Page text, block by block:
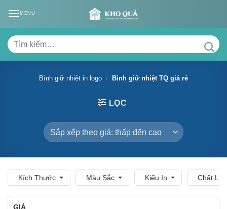
MENU
Tìm
kiếm:
Bình giữ nhiệt in logo / Bình giữ nhiệt TQ giá rẻ
LỌC
Kích Thước Màu Sắc Kiểu In Chất
GIÁ